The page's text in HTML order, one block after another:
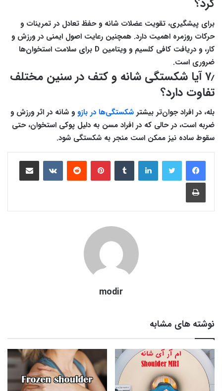
برای پیشگیری، تقویت عضلات شانه و حفظ تعادل در تمرینات و
حرکات روزمره اهمیت دارد. همچنین رعایت اصول ایمنی در ورزش و
کار، و دریافت کافی کلسیم و ویتامین D برای سلامت استخوان‌ها
ضروری است.
۷٫ آیا شکستگی شانه و کتف در سنین مختلف
تفاوت دارد؟
بله، در افراد جوان‌تر بیشتر شکستگی‌ها در بازو و شانه در اثر ورزش و
ضربه است، در حالی که در افراد مسن به دلیل پوکی استخوان، حتی
سقوط ساده نیز ممکن است منجر به شکستگی شود.
لینکدین ‫تامبلر ‫پین‌ترست‫رددیت ‫VKontakteاشتراک گذاری از طریق ایمیل
چاپ
modir
نوشته های مشابه